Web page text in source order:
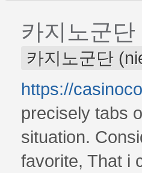
카지노군단
카지노군단
https://
precisely tabs
situation.
favorite, That i